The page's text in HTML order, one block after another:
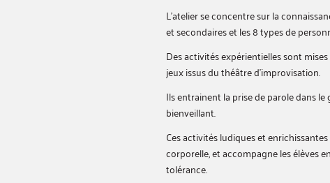
L’atelier se concentre sur la
et secondaires et les 8 types de
Des activités expérientielles sont
jeux issus du théâtre d’improvisation.
Ils entrainent la prise de parole dans
bienveillant.
Ces activités ludiques et
corporelle, et accompagne les élèves
tolérance.